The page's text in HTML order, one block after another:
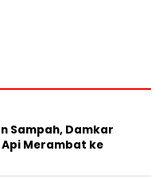
Sampah, Damkar
Merambat ke